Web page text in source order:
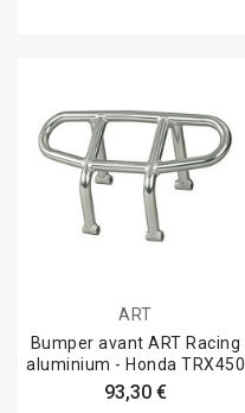
ART
Bumper avant ART Racing
aluminium - Honda TRX450
93,30 €